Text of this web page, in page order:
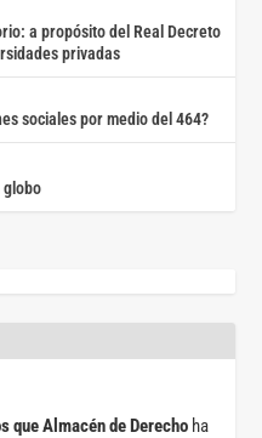
a propósito del Real Decreto
privadas
sociales por medio del 464?
globo
que Almacén de Derecho ha